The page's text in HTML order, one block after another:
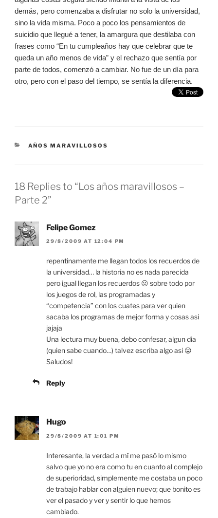
demás, pero comenzaba a disfrutar no solo la universidad,
sino la vida misma. Poco a poco los pensamientos de
suicidio que llegué a tener, la amargura que destilaba con
frases como “En tu cumpleaños hay que celebrar que te
queda un año menos de vida” y el rechazo que sentía por
parte de todos, comenzó a cambiar. No fue de un día para
otro, pero con el paso del tiempo, se sentía la diferencia.
CATEGORIES
AÑOS MARAVILLOSOS
18 Replies to “Los años maravillosos –
Parte 2”
Felipe Gomez
29/8/2009 AT 12:04 PM
repentinamente me llegan todos los recuerdos de
la universidad… la historia no es nada parecida
pero igual llegan los recuerdos 😛 sobre todo por
los juegos de rol, las programadas y
“competencia” con los cuates para ver quien
sacaba los programas de mejor forma y cosas asi
jajaja
Una lectura muy buena, debo confesar, algun dia
(quien sabe cuando…) talvez escriba algo asi 😛
Saludos!
Reply
Hugo
29/8/2009 AT 1:01 PM
Interesante, la verdad a mí me pasó lo mismo
salvo que yo no era como tu en cuanto al complejo
de superioridad, simplemente me costaba un poco
de trabajo hablar con alguien nuevo; que bonito es
ver el pasado y ver y sentir lo que hemos
cambiado.